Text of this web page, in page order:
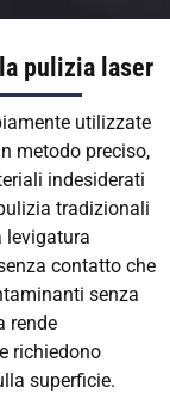
pulizia laser
utilizzate
metodo preciso,
indesiderati
tradizionali
levigatura
contatto che
senza
rende
richiedono
superficie.